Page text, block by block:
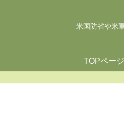
米国防省や米
TOPページ